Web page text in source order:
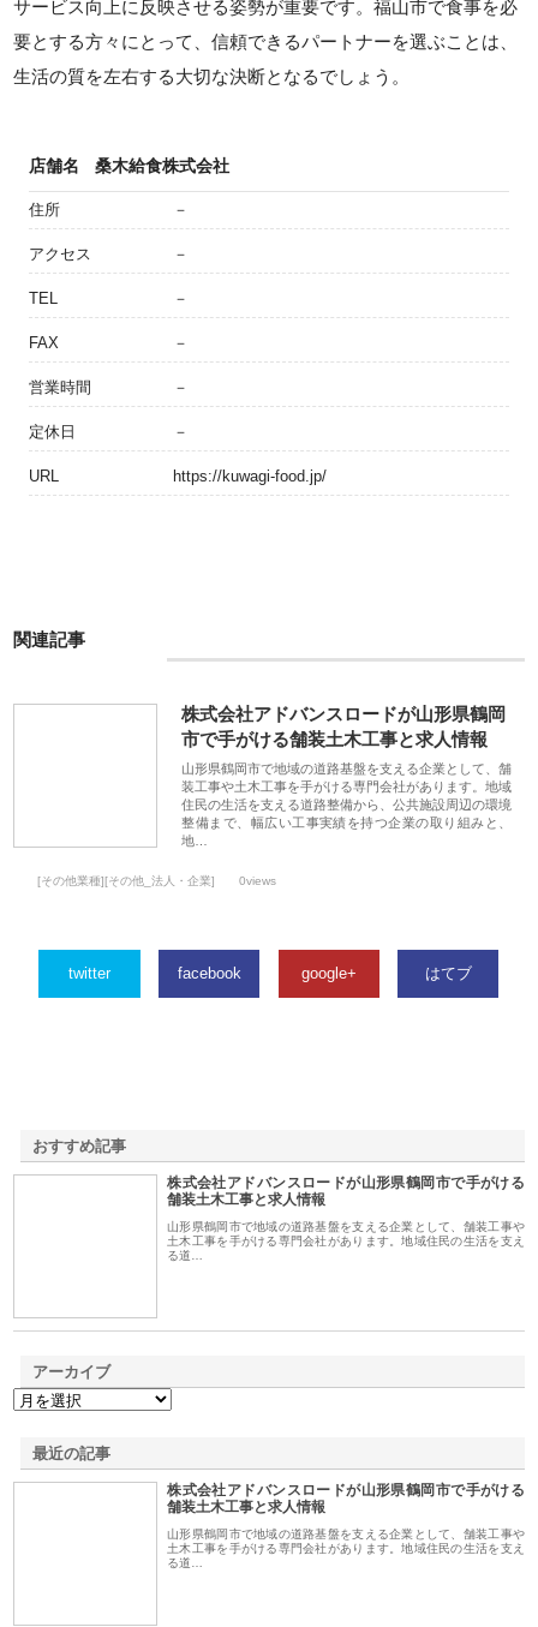
サービス向上に反映させる姿勢が重要です。福山市で食事を必
要とする方々にとって、信頼できるパートナーを選ぶことは、
生活の質を左右する大切な決断となるでしょう。
店舗名 桑木給食株式会社
住所 －
アクセス －
TEL －
FAX －
営業時間 －
定休日 －
URL https://kuwagi-food.jp/
関連記事
株式会社アドバンスロードが山形県鶴岡
市で手がける舗装土木工事と求人情報
山形県鶴岡市で地域の道路基盤を支える企業として、舗
装工事や土木工事を手がける専門会社があります。地域
住民の生活を支える道路整備から、公共施設周辺の環境
整備まで、幅広い工事実績を持つ企業の取り組みと、
地…
[その他業種][その他_法人・企業] 0views
twitter facebook google+ はてブ
おすすめ記事
株式会社アドバンスロードが山形県鶴岡市で手がける
舗装土木工事と求人情報
山形県鶴岡市で地域の道路基盤を支える企業として、舗装工事や
土木工事を手がける専門会社があります。地域住民の生活を支え
る道…
アーカイブ
最近の記事
株式会社アドバンスロードが山形県鶴岡市で手がける
舗装土木工事と求人情報
山形県鶴岡市で地域の道路基盤を支える企業として、舗装工事や
土木工事を手がける専門会社があります。地域住民の生活を支え
る道…